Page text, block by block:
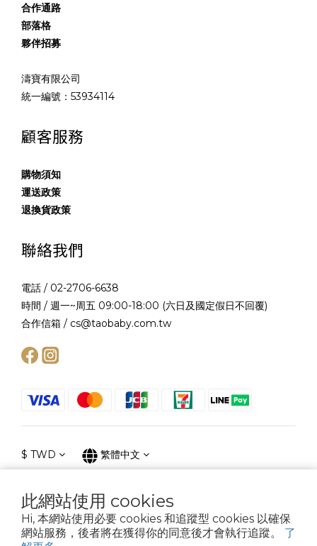
此網站使用 cookies
Hi, 本網站使用必要 cookies 和追蹤型 cookies 以確保
網站服務，後者將在獲得你的同意後才會執行追蹤。 了
合作通路
部落格
夥伴招募
濤寶有限公司
統一編號：53934114
顧客服務
購物須知
運送政策
退換貨政策
聯絡我們
電話 / 02-2706-6638
時間 / 週一~周五 09:00-18:00 (六日及國定假日不回覆)
合作信箱 / cs@taobaby.com.tw
$ TWD 繁體中文
提醒您，我們不會以電話或簡訊方式通知變更付款方式。